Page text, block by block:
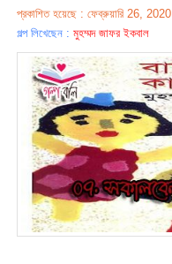
প্রকাশিত হয়েছে : ফেব্রুয়ারি 26, 2020
গল্প লিখেছেন :মুহম্মদ জাফর ইকবাল